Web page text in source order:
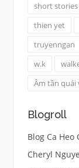
short stories
thien yet
truyenngan
w.k
Âm tần quái
Blogroll
Blog Ca Heo
Cheryl